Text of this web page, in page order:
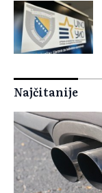
Najčitanije